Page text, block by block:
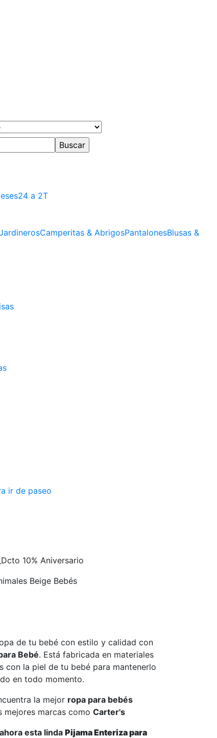
24 a 2T
Camperitas & AbrigosPantalonesBlusas &
ir de paseo
10% Aniversario
Beige Bebés
de tu bebé con estilo y calidad con
Bebé. Está fabricada en materiales
con la piel de tu bebé para mantenerlo
en todo momento.
la mejor ropa para bebés
mejores marcas como Carter's
esta linda Pijama Enteriza para